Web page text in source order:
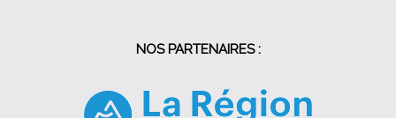
NOS PARTENAIRES :